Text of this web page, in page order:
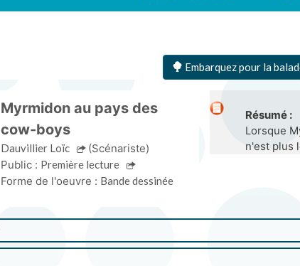
Embarquez pour la
Myrmidon au pays des
cow-boys
Dauvillier Loïc
(Scénariste)
Public : Première lecture
Forme de l'oeuvre : Bande dessinée
Résumé :
Lorsque
n'est plus